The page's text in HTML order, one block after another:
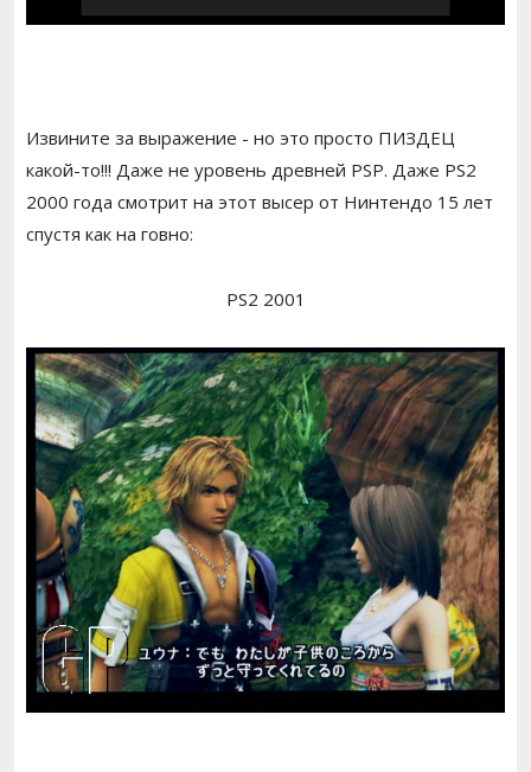
Извините за выражение - но это просто ПИЗДЕЦ
какой-то!!! Даже не уровень древней PSP. Даже PS2
2000 года смотрит на этот высер от Нинтендо 15 лет
спустя как на говно:
PS2 2001